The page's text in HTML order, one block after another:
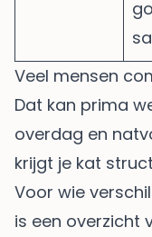
Veel mensen
Dat kan prima
overdag en
krijgt je kat
Voor wie
is een overzicht